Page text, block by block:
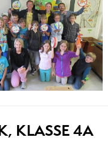
KLASSE 4A